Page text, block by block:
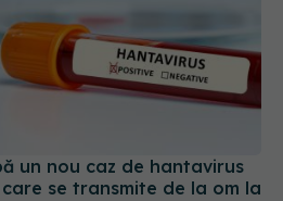
un nou caz de hantavirus
se transmite de la om la